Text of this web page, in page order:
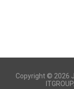
Copyright © 2026